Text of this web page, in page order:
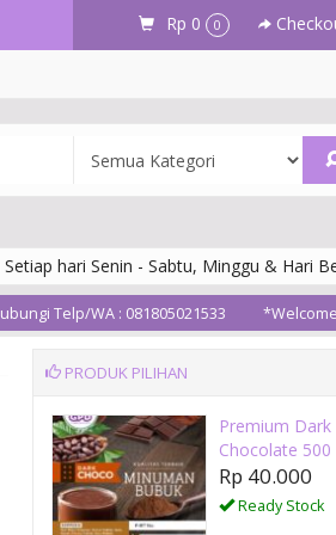
Rp 0 0
Setiap hari Senin - Sabtu, Minggu & Hari
WA : 081805021533 *Welcome to
PRODUK PILIHAN
Premium Dark
Chocolate 500
Rp 40.000
Ready Stock